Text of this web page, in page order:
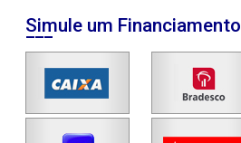
Simule um Financiamento